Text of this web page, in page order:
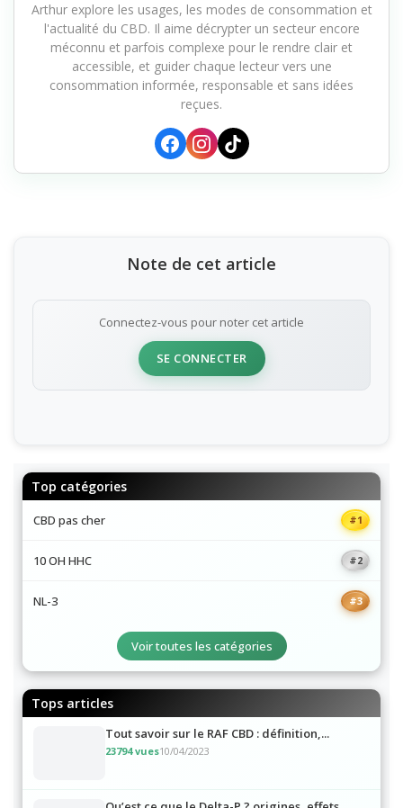
Passionné par l'univers du chanvre depuis plusieurs années,
Arthur explore les usages, les modes de consommation et
l'actualité du CBD. Il aime décrypter un secteur encore
méconnu et parfois complexe pour le rendre clair et
accessible, et guider chaque lecteur vers une
consommation informée, responsable et sans idées
Connectez-vous pour noter cet article
SE CONNECTER
Top catégories
#1
#3
Voir toutes les catégories
Tops articles
Tout savoir sur le RAF CBD : définition,...